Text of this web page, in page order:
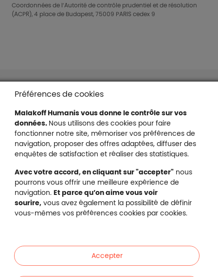
Coordonnées de l’Autorité de contrôle prudentiel et de résolution
(ACPR), 4 place de Budapest, 75009 PARIS cedex 9
Liens en bas de page
Accessibilité : partiellement conforme
Protection des données
Nous contacter
Plan du site
Gestion des cookies
Malakoff Humanis sur Facebook
Malakoff Humanis sur YouTube
Malakoff Humanis sur X
Malakoff Humanis
Malakoff Humanis à vos côtés.
Préférences de cookies
Malakoff Humanis vous donne le contrôle sur vos
données. Nous utilisons des cookies pour faire
fonctionner notre site, mémoriser vos préférences de
navigation, proposer des offres adaptées, diffuser des
enquêtes de satisfaction et réaliser des statistiques.
Avec votre accord, en cliquant sur "accepter" nous
pourrons vous offrir une meilleure expérience de
navigation. Et parce qu’on aime vous voir
sourire, vous avez également la possibilité de définir
vous-mêmes vos préférences cookies par cookies.
Accepter